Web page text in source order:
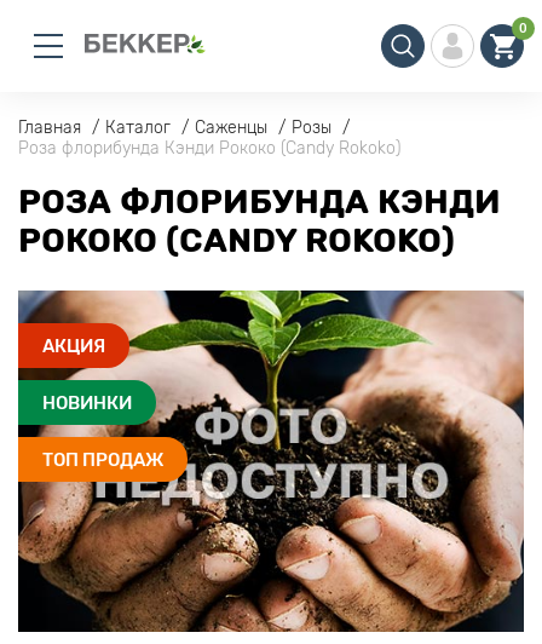
0
Главная Каталог Саженцы
Розы
Роза флорибунда Кэнди Рококо (Candy Rokoko)
РОЗА ФЛОРИБУНДА КЭНДИ
РОКОКО (CANDY ROKOKO)
АКЦИЯ
НОВИНКИ
ТОП ПРОДАЖ